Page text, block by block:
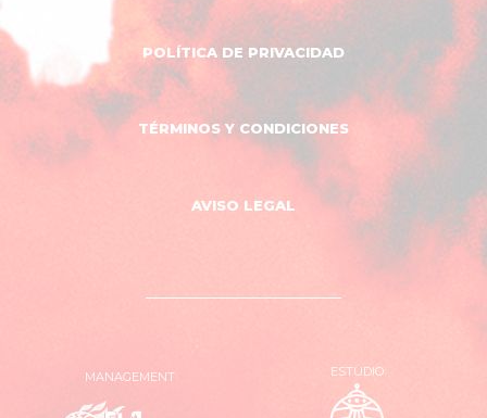
POLÍTICA DE PRIVACIDAD
TÉRMINOS Y CONDICIONES
AVISO LEGAL
MANAGEMENT ESTUDIO